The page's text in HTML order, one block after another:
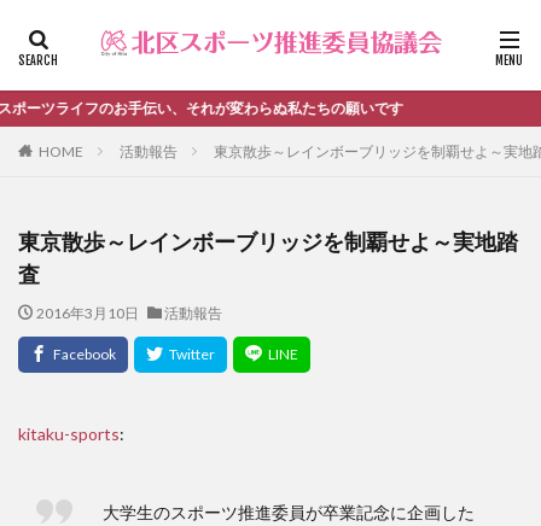
のお手伝い、それが変わらぬ私たちの願いです
HOME 活動報告 東京散歩～レインボーブリッジを制覇せよ～実地
東京散歩～レインボーブリッジを制覇せよ～実地踏
査
2016年3月10日 活動報告
kitaku-sports:
大学生のスポーツ推進委員が卒業記念に企画した
ファッション デザイン 流行
カテゴリー
＃活動報告 kitacup past
schedule
メンバー募集中のチーム
健康ハイキング委員会からのお知らせ
北区スポーツ推進委員